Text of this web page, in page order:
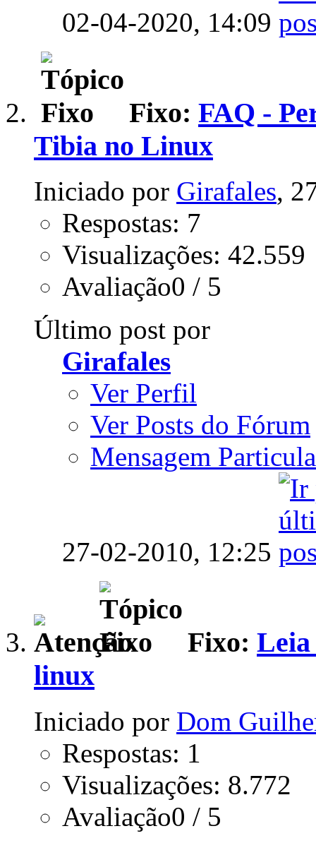
02-04-2020, 14:09
Fixo: FAQ -
Tibia no Linux
Iniciado por Girafales,
Respostas: 7
Visualizações: 42.559
Avaliação0 / 5
Último post por
Girafales
Ver Perfil
Ver Posts do Fórum
Mensagem
27-02-2010, 12:25
Fixo: Leia
linux
Iniciado por Dom
Respostas: 1
Visualizações: 8.772
Avaliação0 / 5